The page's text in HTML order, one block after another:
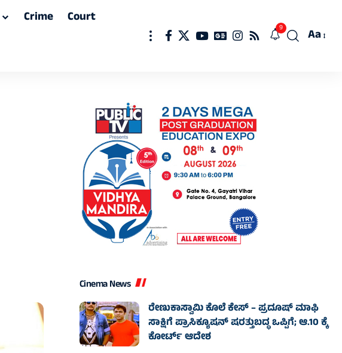
Crime
Court
9
Font
Aa
Cinema News
ರೇಣುಕಾಸ್ವಾಮಿ ಕೊಲೆ ಕೇಸ್‌ – ಪ್ರದೂಷ್‌ ಮಾಫಿ
ಸಾಕ್ಷಿಗೆ ಪ್ರಾಸಿಕ್ಯೂಷನ್ ಷರತ್ತುಬದ್ಧ ಒಪ್ಪಿಗೆ; ಆ.10 ಕ್ಕೆ
ಕೋರ್ಟ್ ಆದೇಶ